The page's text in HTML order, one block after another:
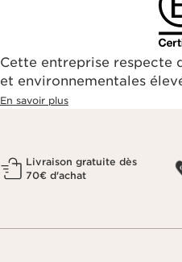
Cette entreprise respecte
et environnementales
En savoir plus
Livraison gratuite dès
70€ d'achat